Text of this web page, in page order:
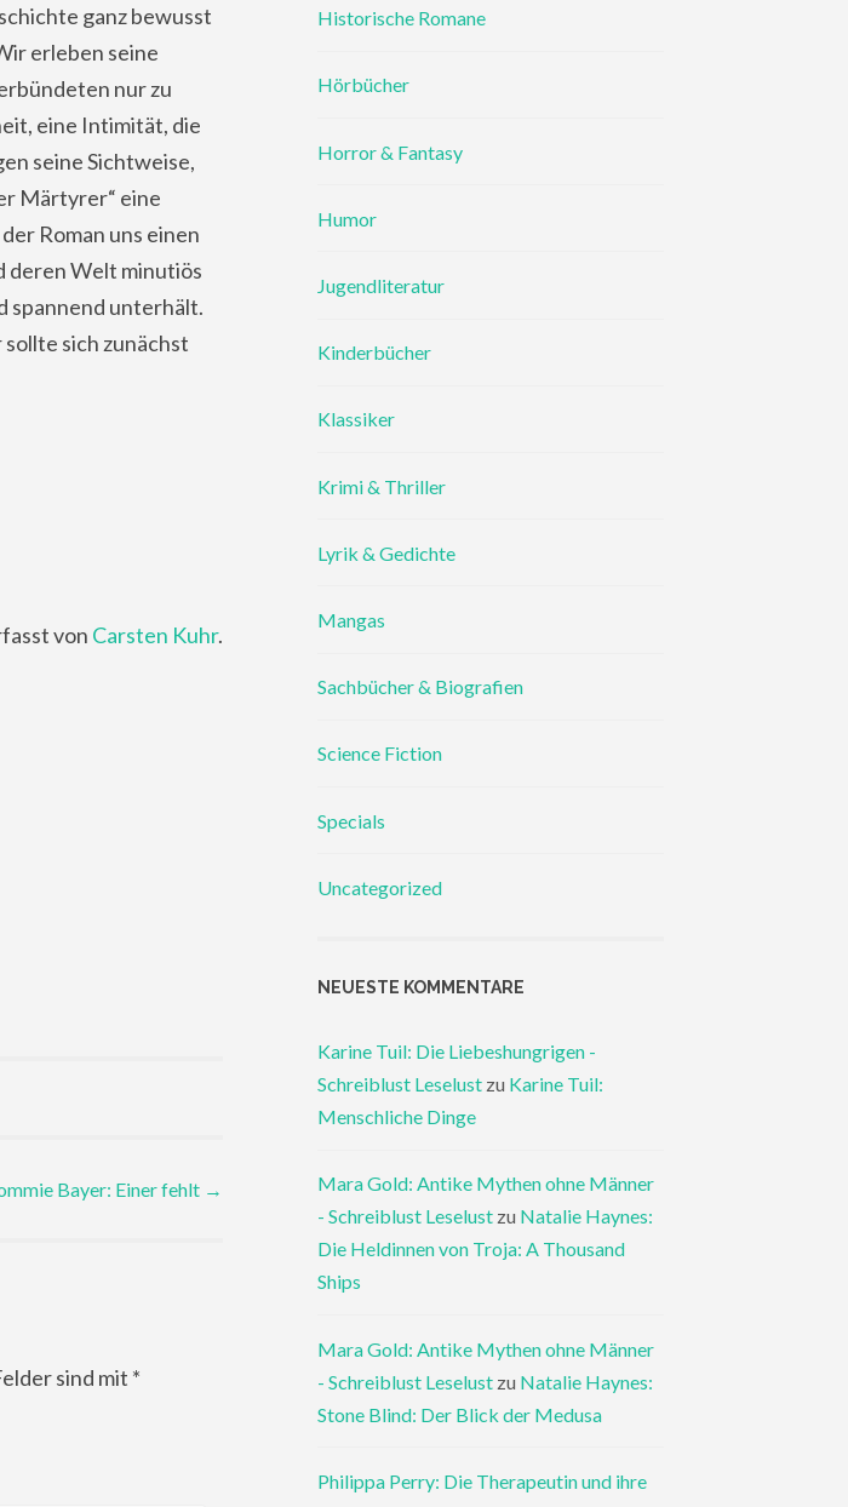
ganz bewusst
erleben seine
nur zu
eine Intimität, die
seine Sichtweise,
Märtyrer“ eine
Roman uns einen
deren Welt minutiös
spannend unterhält.
sich zunächst
von Carsten Kuhr.
Bayer: Einer fehlt →
sind mit *
Historische Romane
Hörbücher
Horror & Fantasy
Humor
Jugendliteratur
Kinderbücher
Klassiker
Krimi & Thriller
Lyrik & Gedichte
Mangas
Sachbücher & Biografien
Science Fiction
Specials
Uncategorized
NEUESTE KOMMENTARE
Karine Tuil: Die Liebeshungrigen -
Schreiblust Leselust zu Karine Tuil:
Menschliche Dinge
Mara Gold: Antike Mythen ohne Männer
- Schreiblust Leselust zu Natalie Haynes:
Die Heldinnen von Troja: A Thousand
Ships
Mara Gold: Antike Mythen ohne Männer
- Schreiblust Leselust zu Natalie Haynes:
Stone Blind: Der Blick der Medusa
Philippa Perry: Die Therapeutin und ihre